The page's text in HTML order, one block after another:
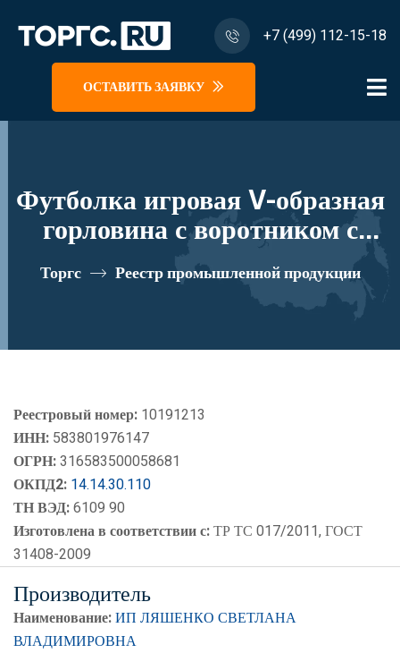
+7 (499) 112-15-18
ОСТАВИТЬ ЗАЯВКУ
Футболка игровая V-образная
горловина с воротником с
длинными рукавами
реестровый номер 10191213
Торгс Реестр промышленной продукции
Реестровый номер: 10191213
ИНН: 583801976147
ОГРН:316583500058681
ОКПД2: 14.14.30.110
ТН ВЭД:6109 90
Изготовлена в соответствии с:ТР ТС 017/2011, ГОСТ
31408-2009
Производитель
Наименование:ИП ЛЯШЕНКО СВЕТЛАНА
ВЛАДИМИРОВНА